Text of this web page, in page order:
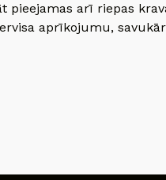
pieejamas arī riepas
aprīkojumu,